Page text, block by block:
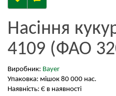
Насіння
4109 (ФАО
Виробник: Bayer
Упаковка: мішок 80 000 нас.
Наявність: Є в наявності